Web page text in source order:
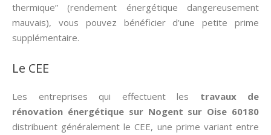
thermique” (rendement énergétique dangereusement
mauvais), vous pouvez bénéficier d’une petite prime
supplémentaire.
Le CEE
Les entreprises qui effectuent les travaux de
rénovation énergétique sur Nogent sur Oise 60180
distribuent généralement le CEE, une prime variant entre